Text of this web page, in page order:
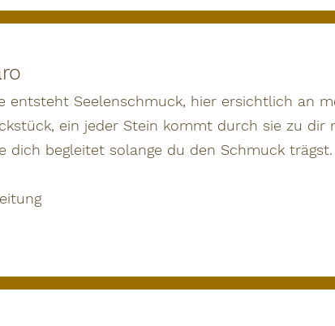
entsteht Seelenschmuck, hier ersichtlich an
ein jeder Stein kommt durch sie zu dir
dich begleitet solange du den Schmuck trägst.